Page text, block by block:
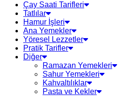
Çay Saati Tarifleri
Tatlılar
Hamur İşleri
Ana Yemekler
Yöresel Lezzetler
Pratik Tarifler
Diğer
Ramazan Yemekleri
Sahur Yemekleri
Kahvaltılıklar
Pasta ve Kekler